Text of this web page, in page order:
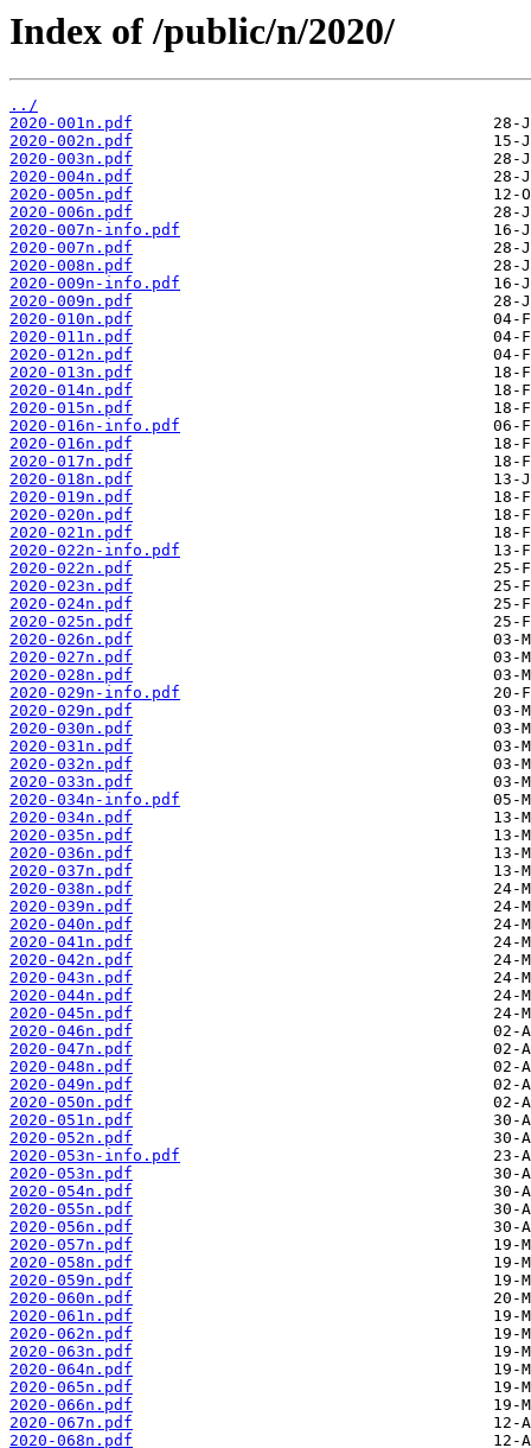
Index of /public/n/2020/
../
2020-001n.pdf
2020-002n.pdf
2020-003n.pdf
2020-004n.pdf
2020-005n.pdf
2020-006n.pdf
2020-007n-info.pdf
2020-007n.pdf
2020-008n.pdf
2020-009n-info.pdf
2020-009n.pdf
2020-010n.pdf
2020-011n.pdf
2020-012n.pdf
2020-013n.pdf
2020-014n.pdf
2020-015n.pdf
2020-016n-info.pdf
2020-016n.pdf
2020-017n.pdf
2020-018n.pdf
2020-019n.pdf
2020-020n.pdf
2020-021n.pdf
2020-022n-info.pdf
2020-022n.pdf
2020-023n.pdf
2020-024n.pdf
2020-025n.pdf
2020-026n.pdf
2020-027n.pdf
2020-028n.pdf
2020-029n-info.pdf
2020-029n.pdf
2020-030n.pdf
2020-031n.pdf
2020-032n.pdf
2020-033n.pdf
2020-034n-info.pdf
2020-034n.pdf
2020-035n.pdf
2020-036n.pdf
2020-037n.pdf
2020-038n.pdf
2020-039n.pdf
2020-040n.pdf
2020-041n.pdf
2020-042n.pdf
2020-043n.pdf
2020-044n.pdf
2020-045n.pdf
2020-046n.pdf
2020-047n.pdf
2020-048n.pdf
2020-049n.pdf
2020-050n.pdf
2020-051n.pdf
2020-052n.pdf
2020-053n-info.pdf
2020-053n.pdf
2020-054n.pdf
2020-055n.pdf
2020-056n.pdf
2020-057n.pdf
2020-058n.pdf
2020-059n.pdf
2020-060n.pdf
2020-061n.pdf
2020-062n.pdf
2020-063n.pdf
2020-064n.pdf
2020-065n.pdf
2020-066n.pdf
2020-067n.pdf
2020-068n.pdf